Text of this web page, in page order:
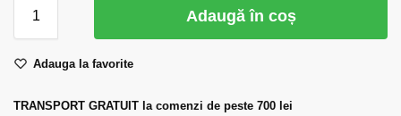
Adaugă în coș
Adauga la favorite
TRANSPORT GRATUIT la comenzi de peste 700 lei